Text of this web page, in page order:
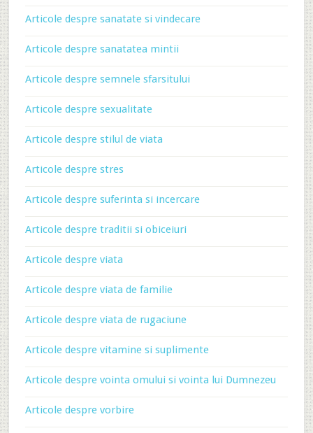
Articole despre sanatate si vindecare
Articole despre sanatatea mintii
Articole despre semnele sfarsitului
Articole despre sexualitate
Articole despre stilul de viata
Articole despre stres
Articole despre suferinta si incercare
Articole despre traditii si obiceiuri
Articole despre viata
Articole despre viata de familie
Articole despre viata de rugaciune
Articole despre vitamine si suplimente
Articole despre vointa omului si vointa lui Dumnezeu
Articole despre vorbire